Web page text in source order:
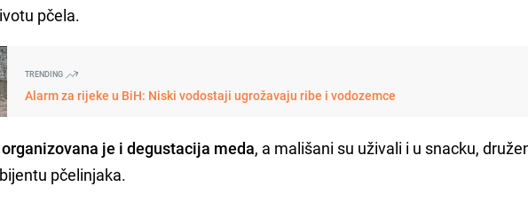
pčela.
TRENDING
Alarm za rijeke u BiH: Niski vodostaji ugrožavaju ribe i vodozemce
organizovana je i degustacija meda, a mališani su uživali i u snacku,
pčelinjaka.